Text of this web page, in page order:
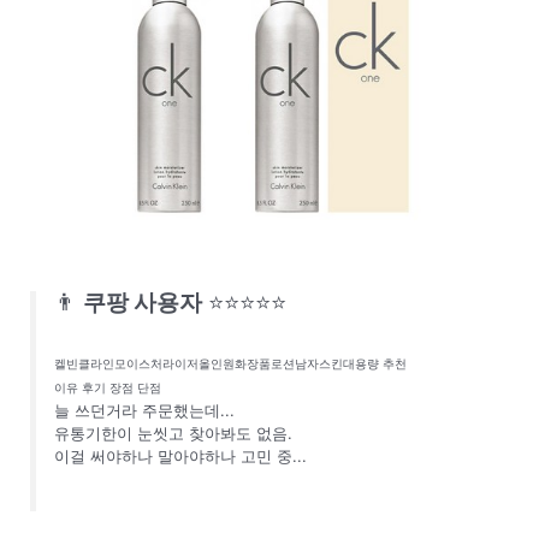
👨 쿠팡 사용자 ⭐⭐⭐⭐⭐
켈빈클라인모이스처라이저올인원화장품로션남자스킨대용량 추천
이유 후기 장점 단점
늘 쓰던거라 주문했는데...
유통기한이 눈씻고 찾아봐도 없음.
이걸 써야하나 말아야하나 고민 중...